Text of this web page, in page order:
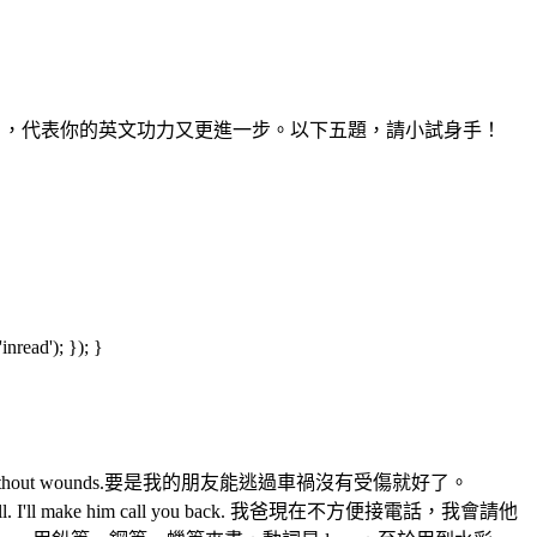
代表你的英文功力又更進一步。以下五題，請小試身手！
}); }
wounds.要是我的朋友能逃過車禍沒有受傷就好了。
I'll make him call you back. 我爸現在不方便接電話，我會請他